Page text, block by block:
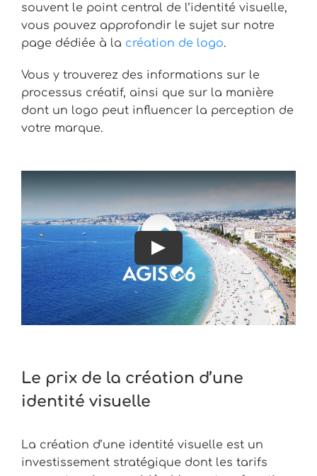
souvent le point central de l’identité visuelle,
vous pouvez approfondir le sujet sur notre
page dédiée à la création de logo.
Vous y trouverez des informations sur le
processus créatif, ainsi que sur la manière
dont un logo peut influencer la perception de
votre marque.
Le prix de la création d’une
identité visuelle
La création d’une identité visuelle est un
investissement stratégique dont les tarifs